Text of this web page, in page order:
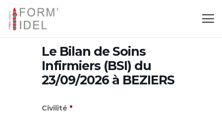
Le Bilan de Soins
Infirmiers (BSI) du
23/09/2026 à BEZIERS
Civilité *